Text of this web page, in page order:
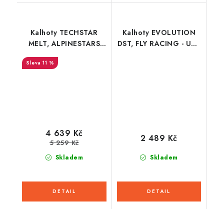
Kalhoty TECHSTAR
MELT, ALPINESTARS
(červená/šedá)
11 %
Skladem
4 639 Kč
5 259 Kč
Kalhoty EVOLUTION
DST, FLY RACING - USA
Skladem
2 489 Kč